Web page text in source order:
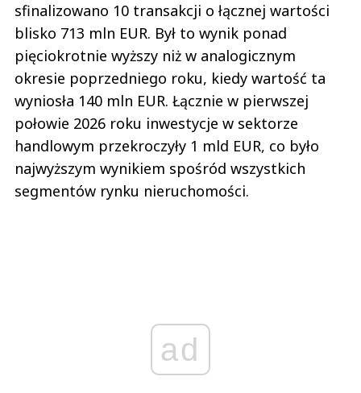
sfinalizowano 10 transakcji o łącznej wartości
blisko 713 mln EUR. Był to wynik ponad
pięciokrotnie wyższy niż w analogicznym
okresie poprzedniego roku, kiedy wartość ta
wyniosła 140 mln EUR. Łącznie w pierwszej
połowie 2026 roku inwestycje w sektorze
handlowym przekroczyły 1 mld EUR, co było
najwyższym wynikiem spośród wszystkich
segmentów rynku nieruchomości.
ad